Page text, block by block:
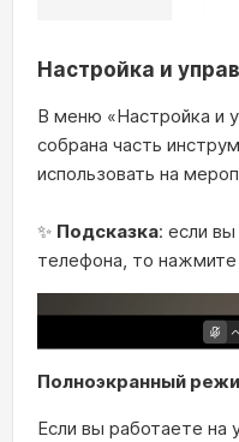
Настройка и
В меню «Настройка и
собрана часть
использовать на
✨ Подсказка: если
телефона, то нажмите
Полноэкранный
Если вы работаете на